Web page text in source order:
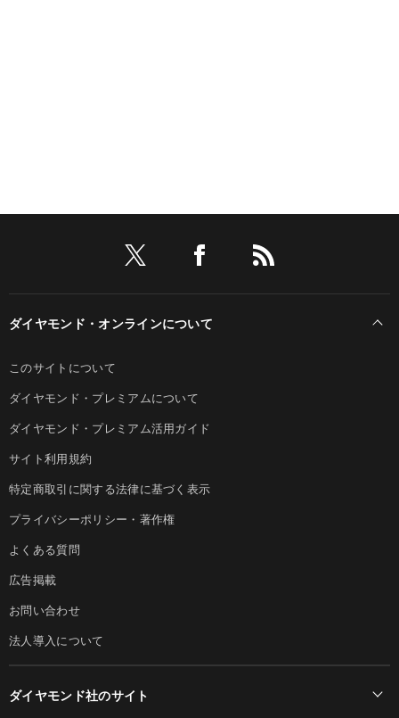
ダイヤモンド・オンラインについて
このサイトについて
ダイヤモンド・プレミアムについて
ダイヤモンド・プレミアム活用ガイド
サイト利用規約
特定商取引に関する法律に基づく表示
プライバシーポリシー・著作権
よくある質問
広告掲載
お問い合わせ
法人導入について
ダイヤモンド社のサイト